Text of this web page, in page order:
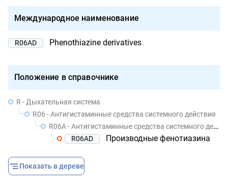
Международное наименование
R06AD Phenothiazine derivatives
Положение в справочнике
R - Дыхательная система
R06 - Антигистаминные средства системного действия
R06A - Антигистаминные средства системного действия
R06AD
Производные фенотиазина
Показать в дереве